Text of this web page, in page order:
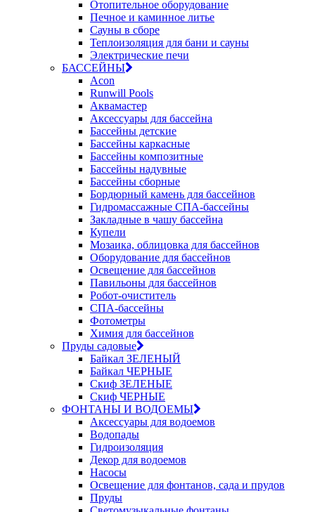
Отопительное оборудование
Печное и каминное литье
Сауны в сборе
Теплоизоляция для бани и сауны
Электрические печи
БАССЕЙНЫ
Acon
Runwill Pools
Аквамастер
Аксессуары для бассейна
Бассейны детские
Бассейны каркасные
Бассейны композитные
Бассейны надувные
Бассейны сборные
Бордюрный камень для бассейнов
Гидромассажные СПА-бассейны
Закладные в чашу бассейна
Купели
Мозаика, облицовка для бассейнов
Оборудование для бассейнов
Освещение для бассейнов
Павильоны для бассейнов
Робот-очиститель
СПА-бассейны
Фотометры
Химия для бассейнов
Пруды садовые
Байкал ЗЕЛЕНЫЙ
Байкал ЧЕРНЫЕ
Скиф ЗЕЛЕНЫЕ
Скиф ЧЕРНЫЕ
ФОНТАНЫ И ВОДОЕМЫ
Аксессуары для водоемов
Водопады
Гидроизоляция
Декор для водоемов
Насосы
Освещение для фонтанов, сада и прудов
Пруды